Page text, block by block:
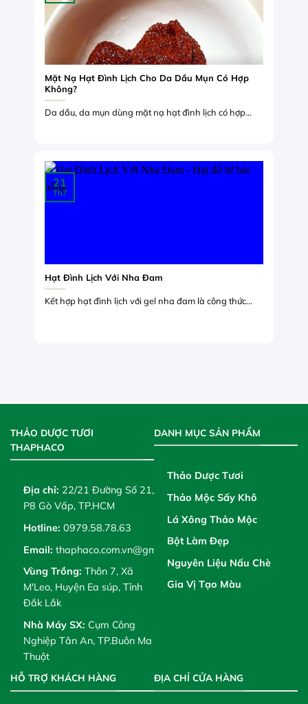
Mặt Nạ Hạt Đình Lịch Cho Da Dầu Mụn Có Hợp
Không?
Da dầu, da mụn dùng mặt nạ hạt đình lịch có hợp...
Hạt Đình Lịch Với Nha Đam
Kết hợp hạt đình lịch với gel nha đam là công thức...
21
Th7
THẢO DƯỢC TƯƠI
THAPHACO
Địa chỉ: 22/21 Đường Số 21,
P8 Gò Vấp, TP.HCM
Hotline: 0979.58.78.63
Email: thaphaco.com.vn@gmail.com
Vùng Trồng: Thôn 7, Xã
M'Leo, Huyện Ea súp, Tỉnh
Đắk Lắk
Nhà Máy SX: Cụm Công
Nghiệp Tân An, TP.Buôn Ma
Thuột
DANH MỤC SẢN PHẨM
Thảo Dược Tươi
Thảo Mộc Sấy Khô
Lá Xông Thảo Mộc
Bột Làm Đẹp
Nguyên Liệu Nấu Chè
Gia Vị Tạo Màu
HỖ TRỢ KHÁCH HÀNG ĐỊA CHỈ CỬA HÀNG